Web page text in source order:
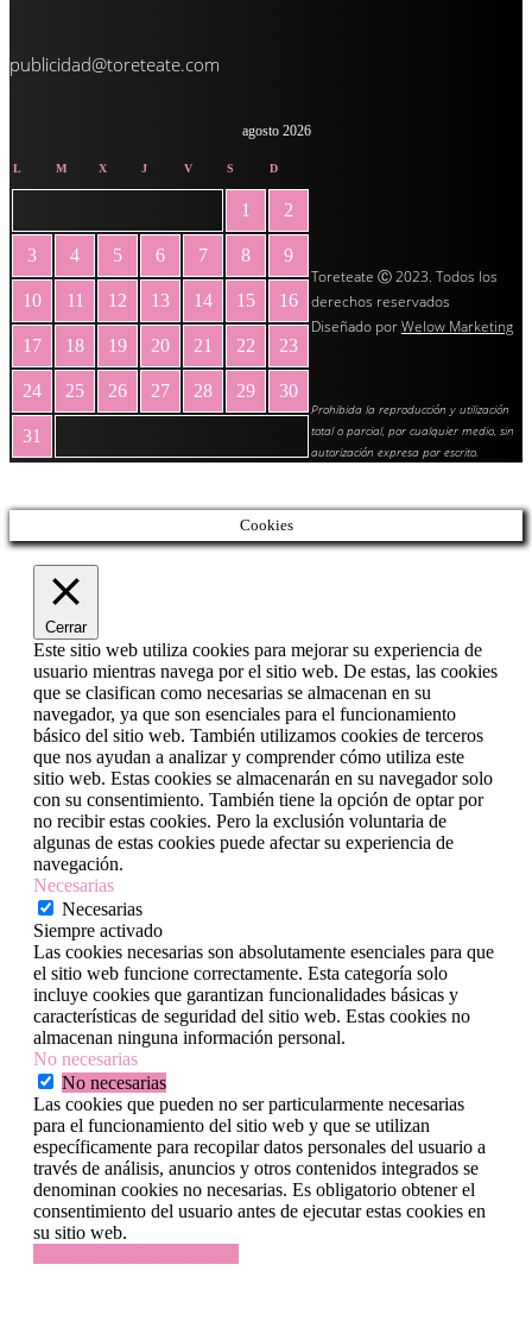
publicidad@toreteate.com
agosto 2026
L M X J V S D
1 2
3 4 5 6 7 8 9
10 11 12 13 14 15 16
17 18 19 20 21 22 23
24 25 26 27 28 29 30
31
Toreteate Ⓒ 2023. Todos los
derechos reservados
Diseñado porWelow Marketing
Prohibida la reproducción y utilización
total o parcial, por cualquier medio, sin
autorización expresa por escrito.
Cookies
Cerrar
Este sitio web utiliza cookies para mejorar su experiencia de
usuario mientras navega por el sitio web. De estas, las cookies
que se clasifican como necesarias se almacenan en su
navegador, ya que son esenciales para el funcionamiento
básico del sitio web. También utilizamos cookies de terceros
que nos ayudan a analizar y comprender cómo utiliza este
sitio web. Estas cookies se almacenarán en su navegador solo
con su consentimiento. También tiene la opción de optar por
no recibir estas cookies. Pero la exclusión voluntaria de
algunas de estas cookies puede afectar su experiencia de
navegación.
Necesarias
Necesarias
Siempre activado
Las cookies necesarias son absolutamente esenciales para que
el sitio web funcione correctamente. Esta categoría solo
incluye cookies que garantizan funcionalidades básicas y
características de seguridad del sitio web. Estas cookies no
almacenan ninguna información personal.
No necesarias
No necesarias
Las cookies que pueden no ser particularmente necesarias
para el funcionamiento del sitio web y que se utilizan
específicamente para recopilar datos personales del usuario a
través de análisis, anuncios y otros contenidos integrados se
denominan cookies no necesarias. Es obligatorio obtener el
consentimiento del usuario antes de ejecutar estas cookies en
su sitio web.